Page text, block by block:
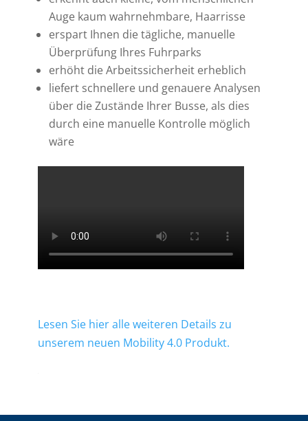
Auge kaum wahrnehmbare, Haarrisse
erspart Ihnen die tägliche, manuelle
Überprüfung Ihres Fuhrparks
erhöht die Arbeitssicherheit erheblich
liefert schnellere und genauere Analysen
über die Zustände Ihrer Busse, als dies
durch eine manuelle Kontrolle möglich
wäre
Lesen Sie hier alle weiteren Details zu
unserem neuen Mobility 4.0 Produkt.